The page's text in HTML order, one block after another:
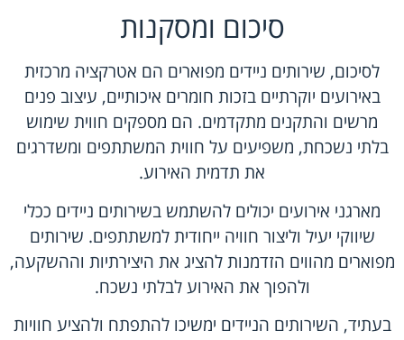
סיכום ומסקנות
לסיכום, שירותים ניידים מפוארים הם אטרקציה מרכזית
באירועים יוקרתיים בזכות חומרים איכותיים, עיצוב פנים
מרשים והתקנים מתקדמים. הם מספקים חווית שימוש
בלתי נשכחת, משפיעים על חווית המשתתפים ומשדרגים
את תדמית האירוע.
מארגני אירועים יכולים להשתמש בשירותים ניידים ככלי
שיווקי יעיל וליצור חוויה ייחודית למשתתפים. שירותים
מפוארים מהווים הזדמנות להציג את היצירתיות וההשקעה,
ולהפוך את האירוע לבלתי נשכח.
בעתיד, השירותים הניידים ימשיכו להתפתח ולהציע חוויות